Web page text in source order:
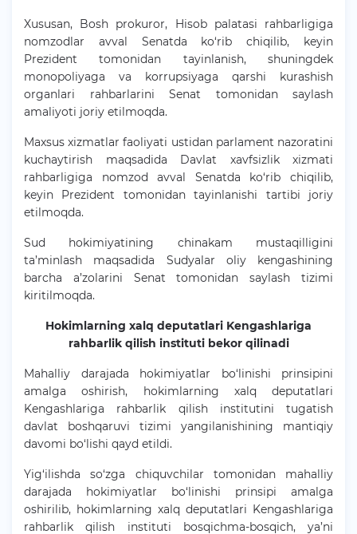
Xususan, Bosh prokuror, Hisob palatasi rahbarligiga
nomzodlar avval Senatda ko‘rib chiqilib, keyin
Prezident tomonidan tayinlanish, shuningdek
monopoliyaga va korrupsiyaga qarshi kurashish
organlari rahbarlarini Senat tomonidan saylash
amaliyoti joriy etilmoqda.
Maxsus xizmatlar faoliyati ustidan parlament nazoratini
kuchaytirish maqsadida Davlat xavfsizlik xizmati
rahbarligiga nomzod avval Senatda ko‘rib chiqilib,
keyin Prezident tomonidan tayinlanishi tartibi joriy
etilmoqda.
Sud hokimiyatining chinakam mustaqilligini
ta’minlash maqsadida Sudyalar oliy kengashining
barcha a’zolarini Senat tomonidan saylash tizimi
kiritilmoqda.
Hokimlarning xalq deputatlari Kengashlariga
rahbarlik qilish instituti bekor qilinadi
Mahalliy darajada hokimiyatlar bo‘linishi prinsipini
amalga oshirish, hokimlarning xalq deputatlari
Kengashlariga rahbarlik qilish institutini tugatish
davlat boshqaruvi tizimi yangilanishining mantiqiy
davomi bo‘lishi qayd etildi.
Yig‘ilishda so‘zga chiquvchilar tomonidan mahalliy
darajada hokimiyatlar bo‘linishi prinsipi amalga
oshirilib, hokimlarning xalq deputatlari Kengashlariga
rahbarlik qilish instituti bosqichma-bosqich, ya’ni